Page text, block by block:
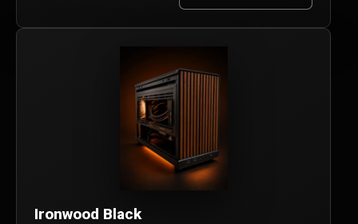
Ironwood Black